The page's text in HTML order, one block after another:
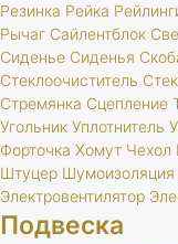
Резинка Рейка
Рычаг Сайлентблок
Сиденье Сиденья
Стеклоочиститель
Стремянка Сцепление
Угольник Уплотнитель
Форточка Хомут Чехол
Штуцер Шумоизоляция
Электровентилятор
Подвеска